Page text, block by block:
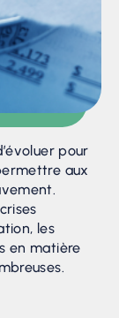
pour
aux
les
en matière